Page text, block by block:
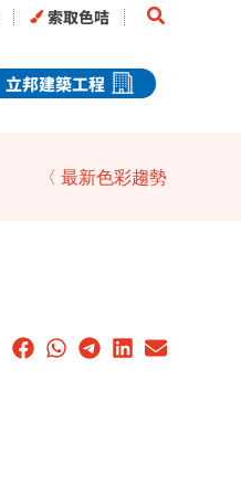
索取色咭 Search
立邦建築工程
〈 最新色彩趨勢